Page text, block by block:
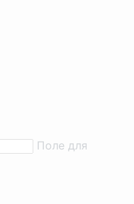
Поле для